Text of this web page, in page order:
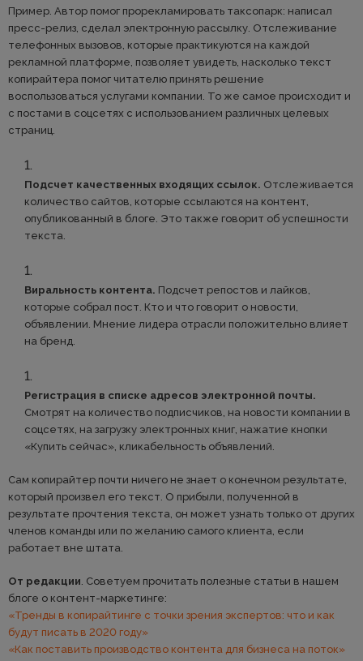
Пример. Автор помог прорекламировать таксопарк: написал
пресс-релиз, сделал электронную рассылку. Отслеживание
телефонных вызовов, которые практикуются на каждой
рекламной платформе, позволяет увидеть, насколько текст
копирайтера помог читателю принять решение
воспользоваться услугами компании. То же самое происходит и
с постами в соцсетях с использованием различных целевых
страниц.
Подсчет качественных входящих ссылок. Отслеживается
количество сайтов, которые ссылаются на контент,
опубликованный в блоге. Это также говорит об успешности
текста.
Виральность контента. Подсчет репостов и лайков,
которые собрал пост. Кто и что говорит о новости,
объявлении. Мнение лидера отрасли положительно влияет
на бренд.
Регистрация в списке адресов электронной почты.
Смотрят на количество подписчиков, на новости компании в
соцсетях, на загрузку электронных книг, нажатие кнопки
«Купить сейчас», кликабельность объявлений.
Сам копирайтер почти ничего не знает о конечном результате,
который произвел его текст. О прибыли, полученной в
результате прочтения текста, он может узнать только от других
членов команды или по желанию самого клиента, если
работает вне штата.
От редакции. Советуем прочитать полезные статьи в нашем
блоге о контент-маркетинге:
«Тренды в копирайтинге с точки зрения экспертов: что и как
будут писать в 2020 году»
«Как поставить производство контента для бизнеса на поток»